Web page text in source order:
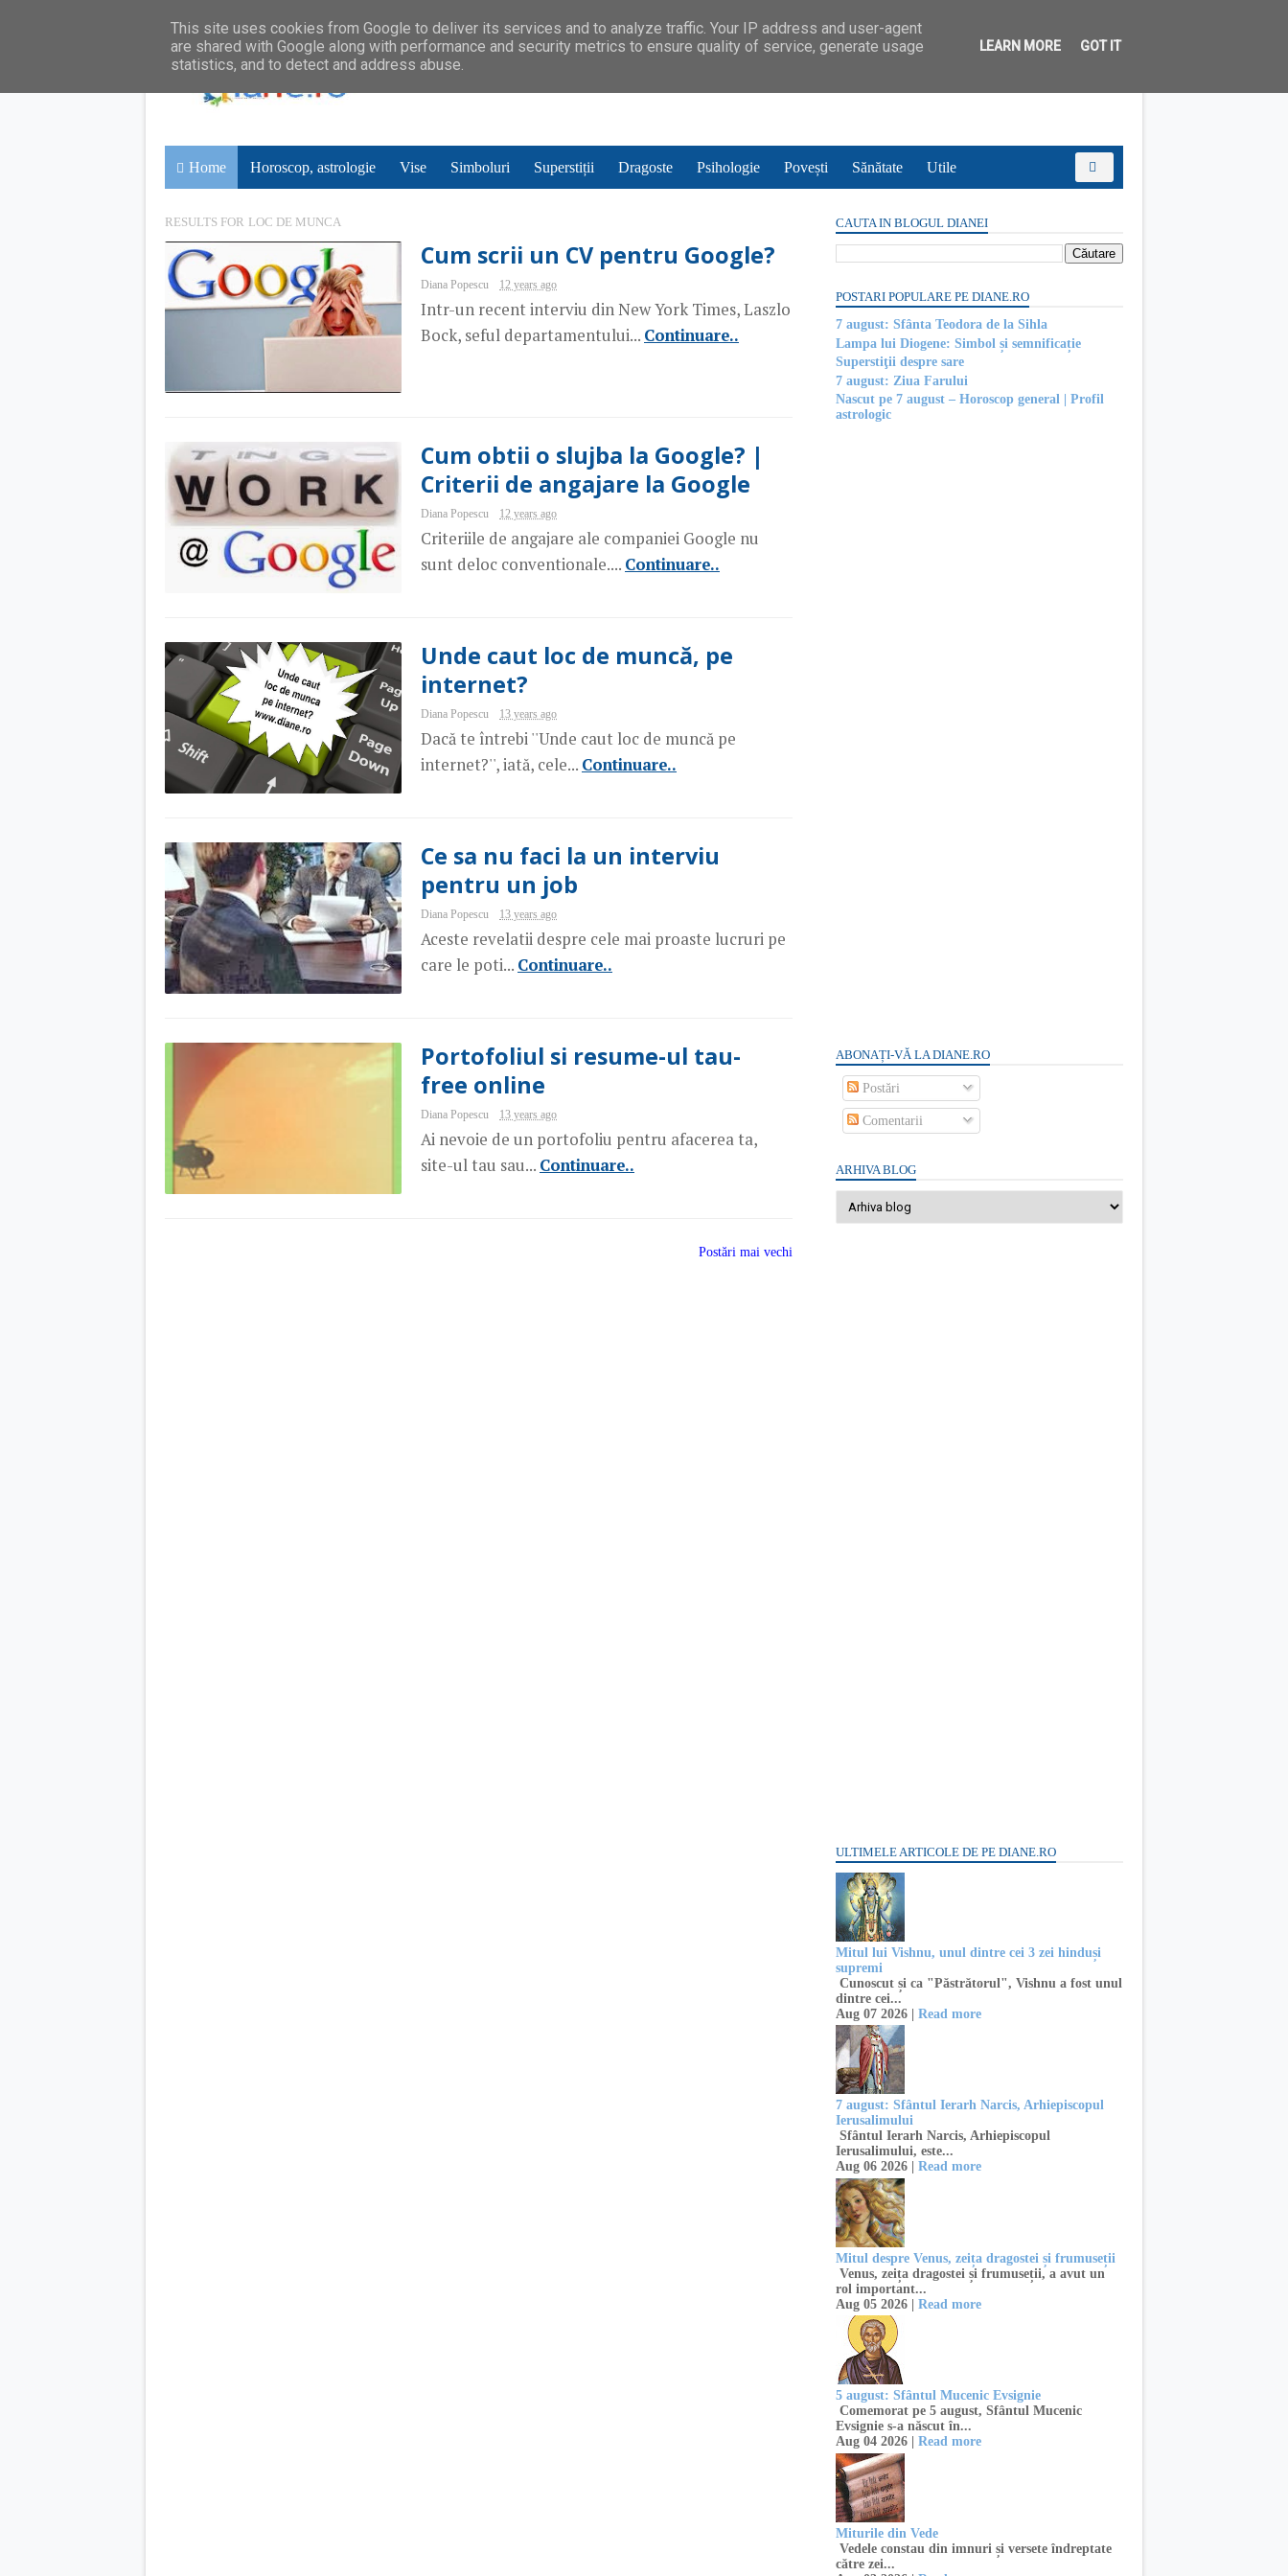
Home Horoscop, astrologie Vise Simboluri Superstiții Dragoste Psihologie Povești Sănătate Utile
RESULTS FOR LOC DE MUNCA
Cum scrii un CV pentru Google?
Diana Popescu 12 years ago
Intr-un recent interviu din New York Times, Laszlo
Bock, seful departamentului... Continuare..
Cum obtii o slujba la Google? |
Criterii de angajare la Google
Diana Popescu 12 years ago
Criteriile de angajare ale companiei Google nu
sunt deloc conventionale.... Continuare..
Unde caut loc de muncă, pe
internet?
Diana Popescu 13 years ago
Dacă te întrebi ''Unde caut loc de muncă pe
internet?'', iată, cele... Continuare..
Ce sa nu faci la un interviu
pentru un job
Diana Popescu 13 years ago
Aceste revelatii despre cele mai proaste lucruri pe
care le poti... Continuare..
Portofoliul si resume-ul tau-
free online
Diana Popescu 13 years ago
Ai nevoie de un portofoliu pentru afacerea ta,
site-ul tau sau... Continuare..
Postări mai vechi
CAUTA IN BLOGUL DIANEI
POSTARI POPULARE PE DIANE.RO
7 august: Sfânta Teodora de la Sihla
Lampa lui Diogene: Simbol și semnificație
Superstiţii despre sare
7 august: Ziua Farului
Nascut pe 7 august – Horoscop general | Profil
astrologic
ABONAȚI-VĂ LA DIANE.RO
Postări
Comentarii
ARHIVA BLOG
ULTIMELE ARTICOLE DE PE DIANE.RO
Mitul lui Vishnu, unul dintre cei 3 zei hinduși
supremi
Cunoscut și ca "Păstrătorul", Vishnu a fost unul
dintre cei...
Aug 07 2026 | Read more
7 august: Sfântul Ierarh Narcis, Arhiepiscopul
Ierusalimului
Sfântul Ierarh Narcis, Arhiepiscopul
Ierusalimului, este...
Aug 06 2026 | Read more
Mitul despre Venus, zeița dragostei și frumuseții
Venus, zeița dragostei și frumuseții, a avut un
rol important...
Aug 05 2026 | Read more
5 august: Sfântul Mucenic Evsignie
Comemorat pe 5 august, Sfântul Mucenic
Evsignie s-a născut în...
Aug 04 2026 | Read more
Miturile din Vede
Vedele constau din imnuri și versete îndreptate
către zei...
This site uses cookies from Google to deliver its services and to analyze traffic. Your IP address and user-agent
are shared with Google along with performance and security metrics to ensure quality of service, generate usage
statistics, and to detect and address abuse.
LEARN MORE GOT IT